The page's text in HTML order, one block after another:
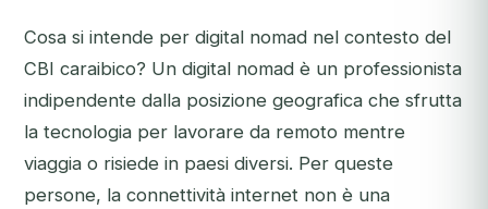
Cosa si intende per digital nomad nel contesto del
CBI caraibico? Un digital nomad è un professionista
indipendente dalla posizione geografica che sfrutta
la tecnologia per lavorare da remoto mentre
viaggia o risiede in paesi diversi. Per queste
persone, la connettività internet non è una